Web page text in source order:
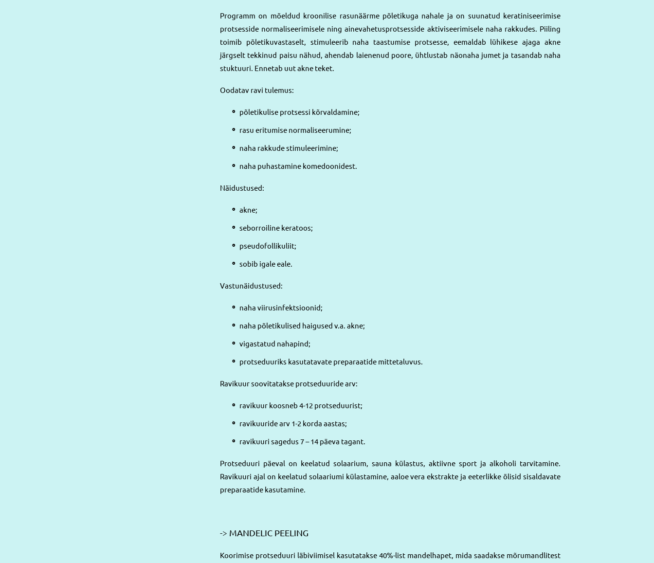
Programm on mõeldud kroonilise rasunäärme põletikuga nahale ja on suunatud keratiniseerimise
protsesside normaliseerimisele ning ainevahetusprotsesside aktiviseerimisele naha rakkudes. Piiling
toimib põletikuvastaselt, stimuleerib naha taastumise protsesse, eemaldab lühikese ajaga akne
järgselt tekkinud paisu nähud, ahendab laienenud poore, ühtlustab näonaha jumet ja tasandab naha
stuktuuri. Ennetab uut akne teket.
Oodatav ravi tulemus:
põletikulise protsessi kõrvaldamine;
rasu eritumise normaliseerumine;
naha rakkude stimuleerimine;
naha puhastamine komedoonidest.
Näidustused:
akne;
seborroiline keratoos;
pseudofollikuliit;
sobib igale eale.
Vastunäidustused:
naha viirusinfektsioonid;
naha põletikulised haigused v.a. akne;
vigastatud nahapind;
protseduuriks kasutatavate preparaatide mittetaluvus.
Ravikuur soovitatakse protseduuride arv:
ravikuur koosneb 4-12 protseduurist;
ravikuuride arv 1-2 korda aastas;
ravikuuri sagedus 7 – 14 päeva tagant.
Protseduuri päeval on keelatud solaarium, sauna külastus, aktiivne sport ja alkoholi tarvitamine.
Ravikuuri ajal on keelatud solaariumi külastamine, aaloe vera ekstrakte ja eeterlikke õlisid sisaldavate
preparaatide kasutamine.
-> MANDELIC PEELING
Koorimise protseduuri läbiviimisel kasutatakse 40%-list mandelhapet, mida saadakse mõrumandlitest